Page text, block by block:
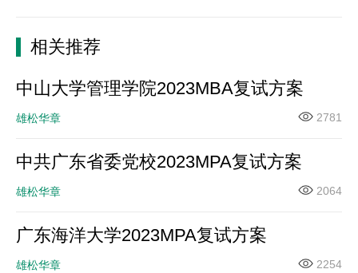
相关推荐
中山大学管理学院2023MBA复试方案
雄松华章 2781
中共广东省委党校2023MPA复试方案
雄松华章 2064
广东海洋大学2023MPA复试方案
雄松华章 2254